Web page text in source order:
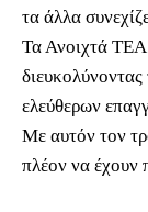
τα άλλα
Τα Ανοιχτά ΤΕΑ
ελεύθερων
Με αυτόν τον
πλέον να έχουν